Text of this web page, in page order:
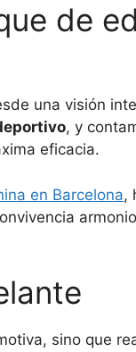
de
una visión
, y
eficacia.
en Barcelona,
sino que